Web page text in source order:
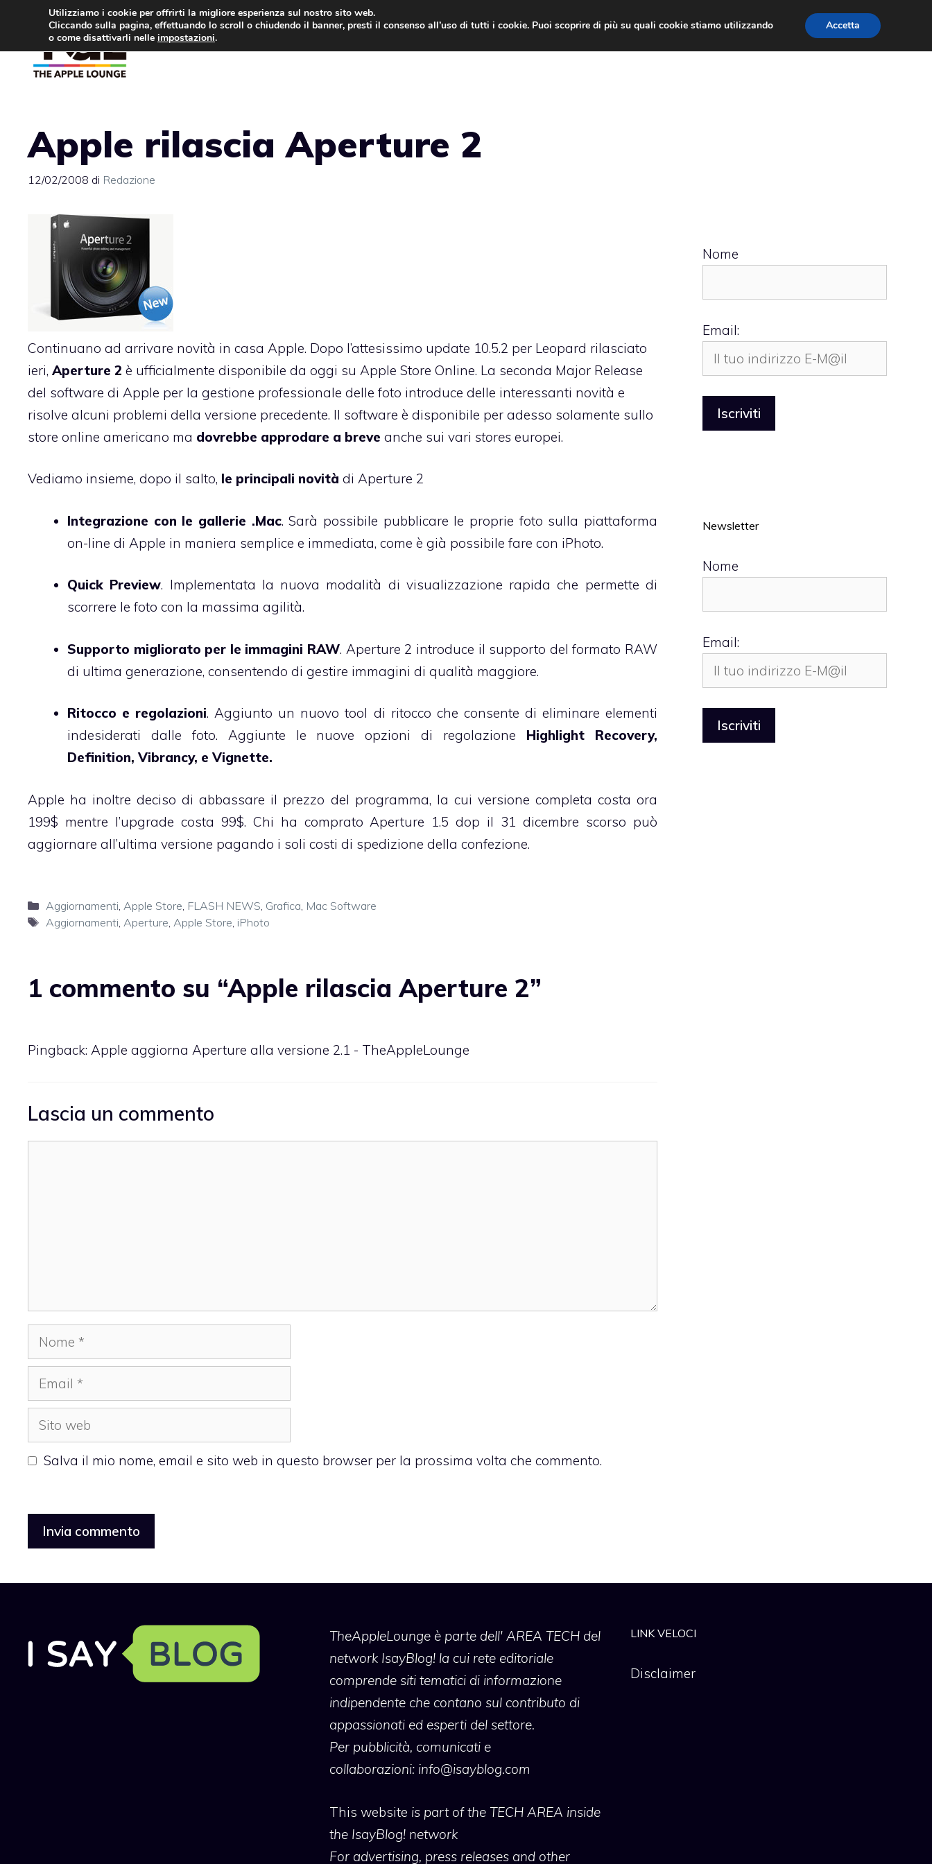
contenuto
Apple rilascia Aperture 2
12/02/2008 di Redazione
Continuano ad arrivare novità in casa Apple. Dopo l’attesissimo update 10.5.2 per Leopard rilasciato
ieri, Aperture 2 è ufficialmente disponibile da oggi su Apple Store Online. La seconda Major Release
del software di Apple per la gestione professionale delle foto introduce delle interessanti novità e
risolve alcuni problemi della versione precedente. Il software è disponibile per adesso solamente sullo
store online americano ma dovrebbe approdare a breve anche sui vari stores europei.
Vediamo insieme, dopo il salto, le principali novità di Aperture 2
Integrazione con le gallerie .Mac. Sarà possibile pubblicare le proprie foto sulla piattaforma
on-line di Apple in maniera semplice e immediata, come è già possibile fare con iPhoto.
Quick Preview. Implementata la nuova modalità di visualizzazione rapida che permette di
scorrere le foto con la massima agilità.
Supporto migliorato per le immagini RAW. Aperture 2 introduce il supporto del formato RAW
di ultima generazione, consentendo di gestire immagini di qualità maggiore.
Ritocco e regolazioni. Aggiunto un nuovo tool di ritocco che consente di eliminare elementi
indesiderati dalle foto. Aggiunte le nuove opzioni di regolazione Highlight Recovery,
Definition, Vibrancy, e Vignette.
Apple ha inoltre deciso di abbassare il prezzo del programma, la cui versione completa costa ora
199$ mentre l’upgrade costa 99$. Chi ha comprato Aperture 1.5 dop il 31 dicembre scorso può
aggiornare all’ultima versione pagando i soli costi di spedizione della confezione.
Categorie
Aggiornamenti Apple Store FLASH NEWS Grafica Mac Software
Tag
Aggiornamenti Aperture Apple Store iPhoto
1 commento su “Apple rilascia Aperture 2”
Pingback: Apple aggiorna Aperture alla versione 2.1 - TheAppleLounge
Lascia un commento
Nome
Email
Sito
web
Salva il mio nome, email e sito web in questo browser per la prossima volta che commento.
Nome
Email:
Newsletter
Nome
Email:
TheAppleLoungeè parte dell' AREA TECH del
network IsayBlog! la cui rete editoriale
comprende siti tematici di informazione
indipendente che contano sul contributo di
appassionati ed esperti del settore.
Per pubblicità, comunicati e
collaborazioni: info@isayblog.com
This website is part of the TECH AREA inside
the IsayBlog! network
For advertising, press releases and other
LINK VELOCI
Disclaimer
Utilizziamo i cookie per offrirti la migliore esperienza sul nostro sito web.
Cliccando sulla pagina, effettuando lo scroll o chiudendo il banner, presti il consenso all’uso di tutti i cookie. Puoi scoprire di più su quali cookie stiamo utilizzando
o come disattivarli nelle impostazioni.
Accetta